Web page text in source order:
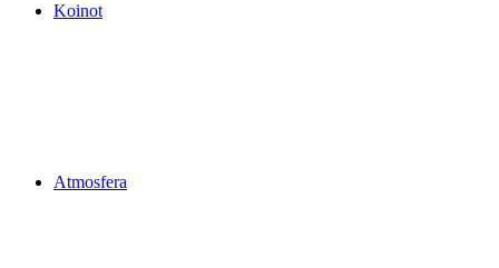
Koinot
Atmosfera